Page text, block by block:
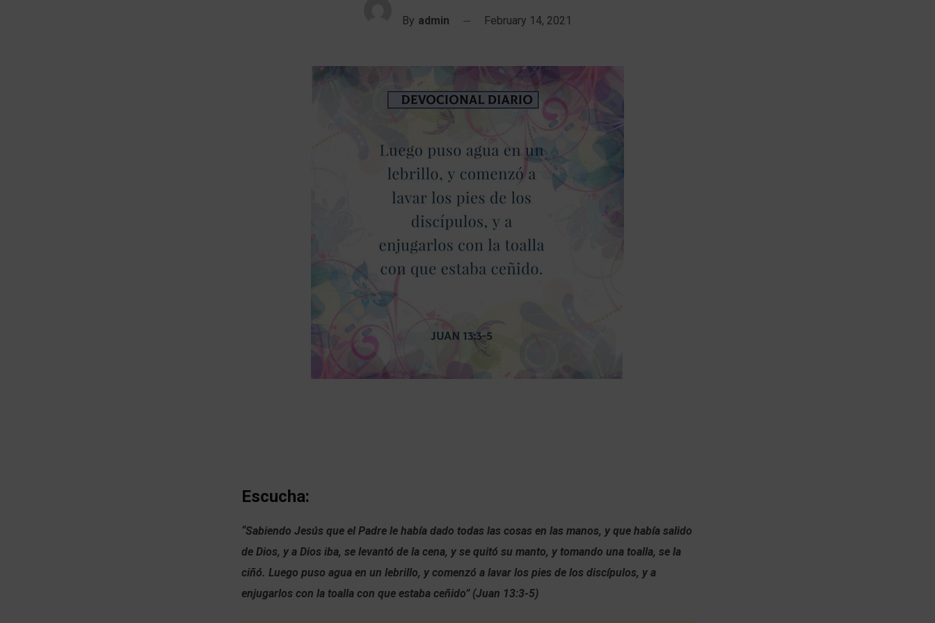
By admin February 14, 2021
Escucha:
“Sabiendo Jesús que el Padre le había dado todas las cosas en las manos, y que había salido
de Dios, y a Dios iba, se levantó de la cena, y se quitó su manto, y tomando una toalla, se la
ciñó. Luego puso agua en un lebrillo, y comenzó a lavar los pies de los discípulos, y a
enjugarlos con la toalla con que estaba ceñido” (Juan 13:3-5)